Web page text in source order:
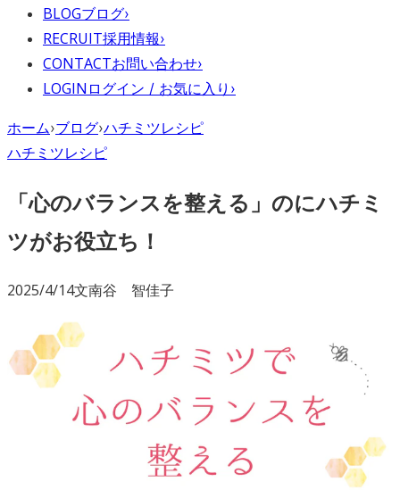
BLOGブログ›
RECRUIT採用情報›
CONTACTお問い合わせ›
LOGIN ログイン / お気に入り ›
ホーム›ブログ›ハチミツレシピ
ハチミツレシピ
「心のバランスを整える」のにハチミ
ツがお役立ち！
2025/4/14文南谷 智佳子